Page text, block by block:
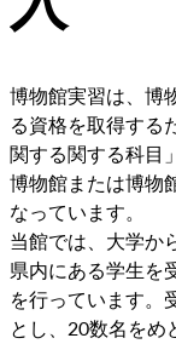
博物館実習は、博
る資格を取得する
関する関する科目
博物館または博物
なっています。
当館では、大学か
県内にある学生を
を行っています。
とし、20数名をめ